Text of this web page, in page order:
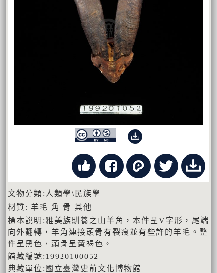
文物分類:人類學\民族學
材質: 羊毛 角 骨 其他
標本說明:雅美族馴養之山羊角，本件呈V字形，尾端
向外翻轉，羊角連接頭骨有裂痕並有些許的羊毛。整
件呈黑色，頭骨呈黃褐色。
館藏編號:19920100052
典藏單位:國立臺灣史前文化博物館